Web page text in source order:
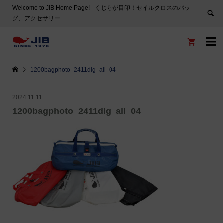
Welcome to JIB Home Page! ‐ くじらが目印！セイルクロスのバッ
グ、アクセサリー


1200bagphoto_2411dlg_all_04
2024.11.11
1200bagphoto_2411dlg_all_04